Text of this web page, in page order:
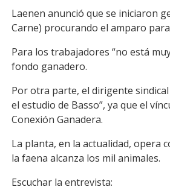
Link
Laenen anunció que se iniciaron
Carne) procurando el amparo
Para los trabajadores “no está
fondo ganadero.
Por otra parte, el dirigente
el estudio de Basso”, ya que el
Conexión Ganadera.
La planta, en la actualidad, opera
la faena alcanza los mil animales.
Escuchar la entrevista: